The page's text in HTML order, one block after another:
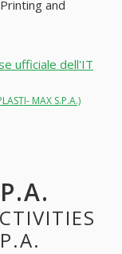
Printing and
ufficiale dell'IT
MAX S.P.A.)